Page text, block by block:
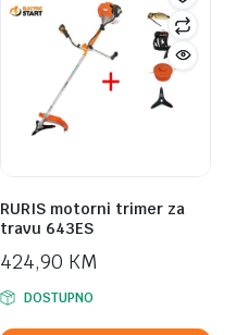
RURIS motorni trimer za
travu 643ES
424,90 KM
DOSTUPNO